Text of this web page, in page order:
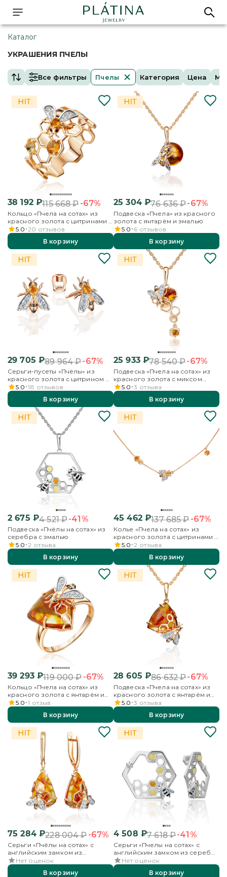
Каталог
УКРАШЕНИЯ ПЧЕЛЫ
Все фильтры Категория Цена
Пчелы
38 192₽115 668₽-67%
Кольцо «Пчела на сотах» из
красного золота с цитринами и
бесцветными топазами
5.0 20 отзывов
В корзину
25 304₽76 636₽-67%
Подвеска «Пчела» из красного
золота с янтарём и эмалью
5.0 6 отзывов
В корзину
29 705 ₽89 964₽-67%
Серьги-пусеты «Пчёлы» из
красного золота с цитрином и
бесцветными топазами
5.0 18 отзывов
В корзину
25 933₽78 540₽-67%
Подвеска «Пчела на сотах» из
красного золота с миксом
камней
5.0 3 отзыва
В корзину
2 675 ₽4 521₽-41%
Подвеска «Пчёлы на сотах» из
серебра с эмалью
5.0 2 отзыва
В корзину
45 462₽137 685₽-67%
Колье «Пчела на сотах» из
красного золота с цитринами и
бесцветными топазами
5.0 2 отзыва
В корзину
39 293₽119 000₽-67%
Кольцо «Пчела на сотах» из
красного золота с янтарём и
бесцветными топазами
5.0 1 отзыв
В корзину
28 605 ₽86 632₽-67%
Подвеска «Пчела на сотах» из
красного золота с янтарём и
бесцветными топазами
5.0 3 отзыва
В корзину
75 284₽228 004₽-67%
Серьги «Пчёлы на сотах» с
английским замком из
красного золота с янтарём и
бесцветными топазами
Нет оценок
В корзину
4 508 ₽7 618₽-41%
Серьги «Пчелы на сотах» с
английским замком из серебра
с эмалью
Нет оценок
В корзину